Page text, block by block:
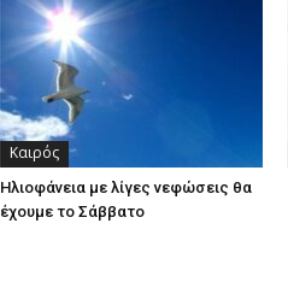
Καιρός
Ηλιοφάνεια με λίγες νεφώσεις θα
έχουμε το Σάββατο